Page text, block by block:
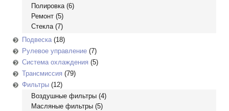
Полировка(6)
Ремонт (5)
Стекла(7)
Подвеска(18)
Рулевое управление (7)
Система охлаждения (5)
Трансмиссия (79)
Фильтры (12)
Воздушные фильтры (4)
Масляные фильтры (5)